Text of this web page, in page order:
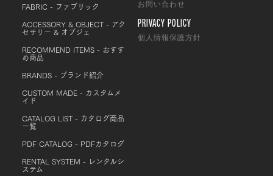
FABRIC - ファブリック
ACCESSORY & OBJECT - アク
セサリー & オブジェ
RECOMMEND ITEMS - おすす
め商品
BRANDS - ブランド紹介
CUSTOM MADE - カスタムメ
イド
CATALOG LIST - カタログ商品
一覧
PDF CATALOG - PDFカタログ
RENTAL SYSTEM - レンタルシ
ステム
お問い合わせ
PRIVACY POLICY
個人情報保護方針